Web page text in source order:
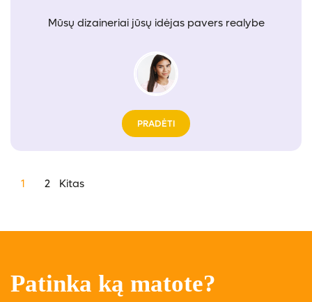
Mūsų dizaineriai jūsų idėjas pavers realybe
PRADĖTI
Įrašų
1 2 Kitas
Patinka ką matote?